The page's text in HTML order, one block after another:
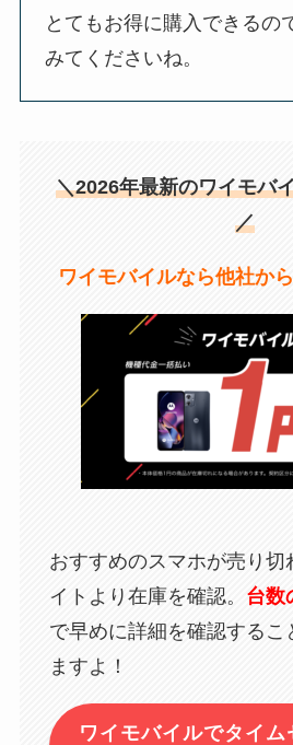
とてもお得に購入できるの
みてくださいね。
＼2026年最新のワイモバ
／
ワイモバイルなら他社か
おすすめのスマホが売り切
イトより在庫を確認。 台数
で早めに詳細を確認するこ
ますよ！
ワイモバイルでタイム